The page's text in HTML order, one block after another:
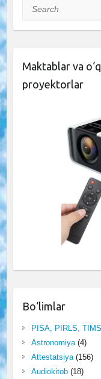
Search
Maktablar va
proyektorlar
Bo‘limlar
PISA, PIRLS,
Astronomiya(4)
Attestatsiya(156)
Audiokitob(18)